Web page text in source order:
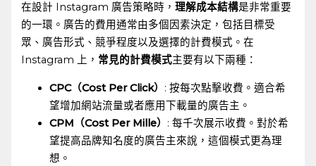
在設計 Instagram 廣告策略時，理解成本結構是非常重要
的一環。廣告的費用通常由多個因素決定，包括目標受
眾、廣告形式、競爭程度以及選擇的計費模式。在
Instagram 上， 常見的計費模式主要有以下兩種：
CPC（Cost Per Click） : 按每次點擊收費。適合希
望增加網站流量或者應用下載量的廣告主。
CPM（Cost ⁢Per Mille） :‍ 每千次展示收費。對於希
望提高品牌知名度的廣告主來說，這個模式更為理
想。